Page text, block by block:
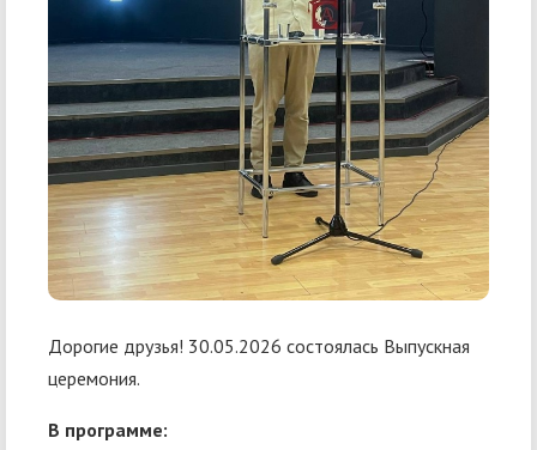
Дорогие друзья! 30.05.2026 состоялась Выпускная
церемония.
В программе: